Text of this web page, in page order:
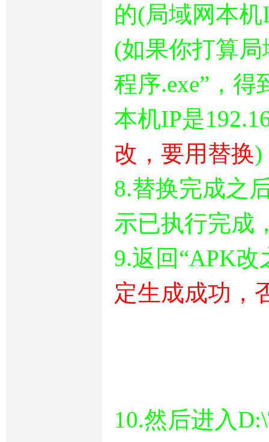
的(局域网本
(如果你打算
程序.exe”，
本机IP是
改，要用替换)
8.替换完成之
示已执行完成
9.返回“APK改
定生成成功，
10.然后进入